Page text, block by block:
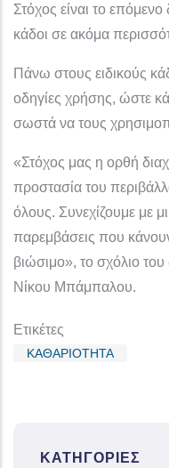
Στόχος είναι το
κάδοι σε ακόμα
Πάνω στους ειδικούς
οδηγίες χρήσης, ώστε
σωστά να τους
«Στόχος μας η ορθή
προστασία του
όλους. Συνεχίζουμε με
παρεμβάσεις που
βιώσιμο», το σχόλιο
Νίκου Μπάμπαλου.
Ετικέτες
ΚΑΘΑΡΙΟΤΗΤΑ
ΚΑΤΗΓΟΡΊΕΣ